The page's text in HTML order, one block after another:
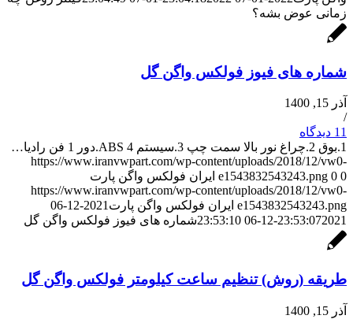
زمانی عوض بشه؟
شماره های فیوز فولکس واگن گل
آذر 15, 1400
/
11 دیدگاه
1.بوق 2.چراغ نور بالا سمت چپ 3.سیستم ABS 4.دور 1 فن رادیا…
https://www.iranvwpart.com/wp-content/uploads/2018/12/vw0-
e1543832543243.png 0 0
ایران فولکس واگن پارت
https://www.iranvwpart.com/wp-content/uploads/2018/12/vw0-
e1543832543243.png ایران فولکس واگن پارت
2021-12-06
23:53:072021-12-06 23:53:10 شماره های فیوز فولکس واگن گل
طریقه (روش) تنظیم ساعت کیلومتر فولکس واگن گل
آذر 15, 1400